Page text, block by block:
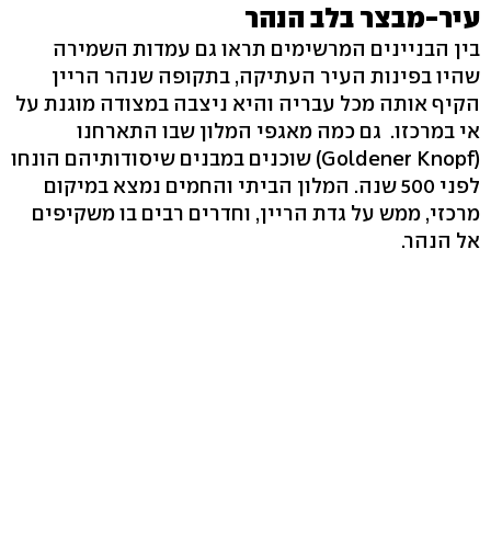
עיר-מבצר בלב הנהר
בין הבניינים המרשימים תראו גם עמדות השמירה
שהיו בפינות העיר העתיקה, בתקופה שנהר הריין
הקיף אותה מכל עבריה והיא ניצבה במצודה מוגנת על
אי במרכזו. גם כמה מאגפי המלון שבו התארחנו
(Goldener Knopf) שוכנים במבנים שיסודותיהם הונחו
לפני 500 שנה. המלון הביתי והחמים נמצא במיקום
מרכזי, ממש על גדת הריין, וחדרים רבים בו משקיפים
אל הנהר.